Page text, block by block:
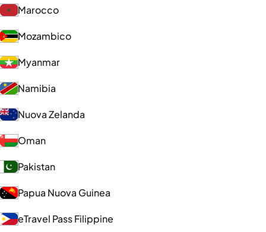
Marocco
Mozambico
Myanmar
Namibia
Nuova Zelanda
Oman
Pakistan
Papua Nuova Guinea
eTravel Pass Filippine